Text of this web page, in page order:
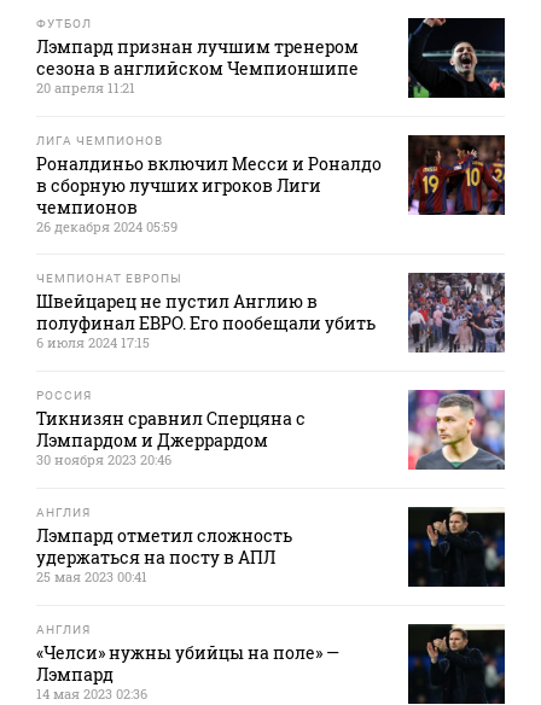
ФУТБОЛ
Лэмпард признан лучшим тренером
сезона в английском Чемпионшипе
20 апреля 11:21
ЛИГА ЧЕМПИОНОВ
Роналдиньо включил Месси и Роналдо
в сборную лучших игроков Лиги
чемпионов
26 декабря 2024 05:59
ЧЕМПИОНАТ ЕВРОПЫ
Швейцарец не пустил Англию в
полуфинал ЕВРО. Его пообещали убить
6 июля 2024 17:15
РОССИЯ
Тикнизян сравнил Сперцяна с
Лэмпардом и Джеррардом
30 ноября 2023 20:46
АНГЛИЯ
Лэмпард отметил сложность
удержаться на посту в АПЛ
25 мая 2023 00:41
АНГЛИЯ
«Челси» нужны убийцы на поле» —
Лэмпард
14 мая 2023 02:36